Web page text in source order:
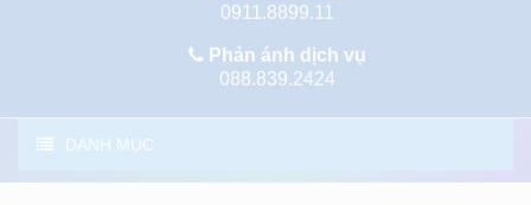
0911.8899.11
Phản ánh dịch vụ
088.839.2424
DANH MỤC